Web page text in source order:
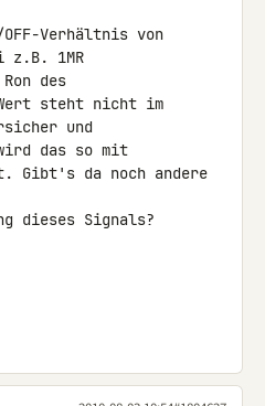
Verhältnis von
1MR
des
steht nicht im
und
das so mit
Gibt's da noch andere
dieses Signals?